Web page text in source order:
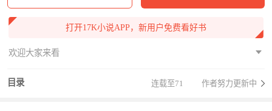
打开17K小说APP，新用户免费看好书
欢迎大家来看
目录 连载至71 作者努力更新中